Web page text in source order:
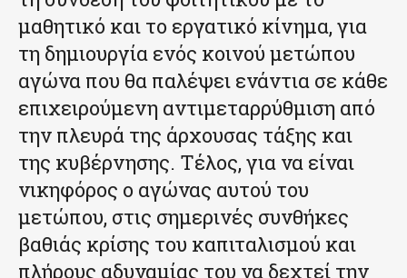
μαθητικό και το εργατικό κίνημα, για
τη δημιουργία ενός κοινού μετώπου
αγώνα που θα παλέψει ενάντια σε κάθε
επιχειρούμενη αντιμεταρρύθμιση από
την πλευρά της άρχουσας τάξης και
της κυβέρνησης. Τέλος, για να είναι
νικηφόρος ο αγώνας αυτού του
μετώπου, στις σημερινές συνθήκες
βαθιάς κρίσης του καπιταλισμού και
πλήρους αδυναμίας του να δεχτεί την